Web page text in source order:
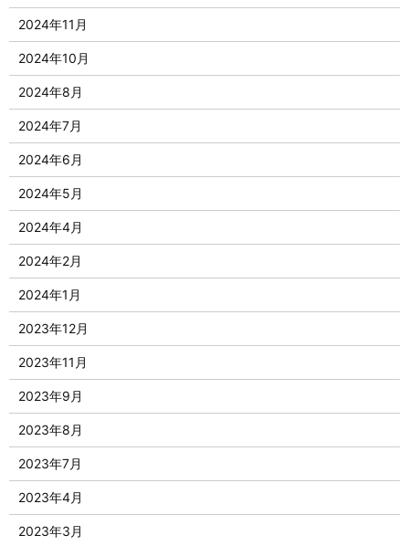
2024年11月
2024年10月
2024年8月
2024年7月
2024年6月
2024年5月
2024年4月
2024年2月
2024年1月
2023年12月
2023年11月
2023年9月
2023年8月
2023年7月
2023年4月
2023年3月